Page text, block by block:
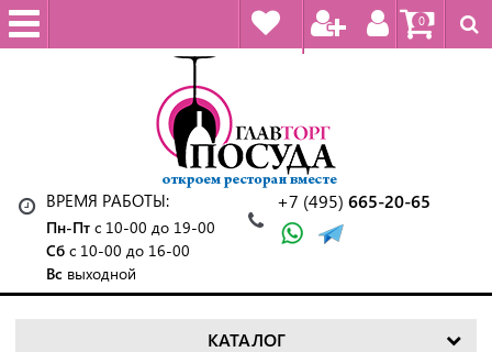
0
ВРЕМЯ РАБОТЫ:
Пн-Пт с 10-00 до 19-00
Сб с 10-00 до 16-00
Вс выходной
+7 (495) 665-20-65
КАТАЛОГ